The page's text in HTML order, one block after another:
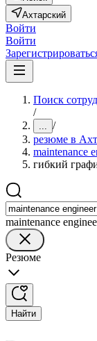
Ахтарский
Войти
Войти
Поиск
/
... /
резюме в
maintenance
гибкий
maintenance
Резюме
Найти